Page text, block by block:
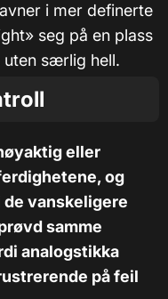
i mer definerte
seg på en plass
uten særlig hell.
eller
og
vanskeligere
samme
analogstikka
på feil